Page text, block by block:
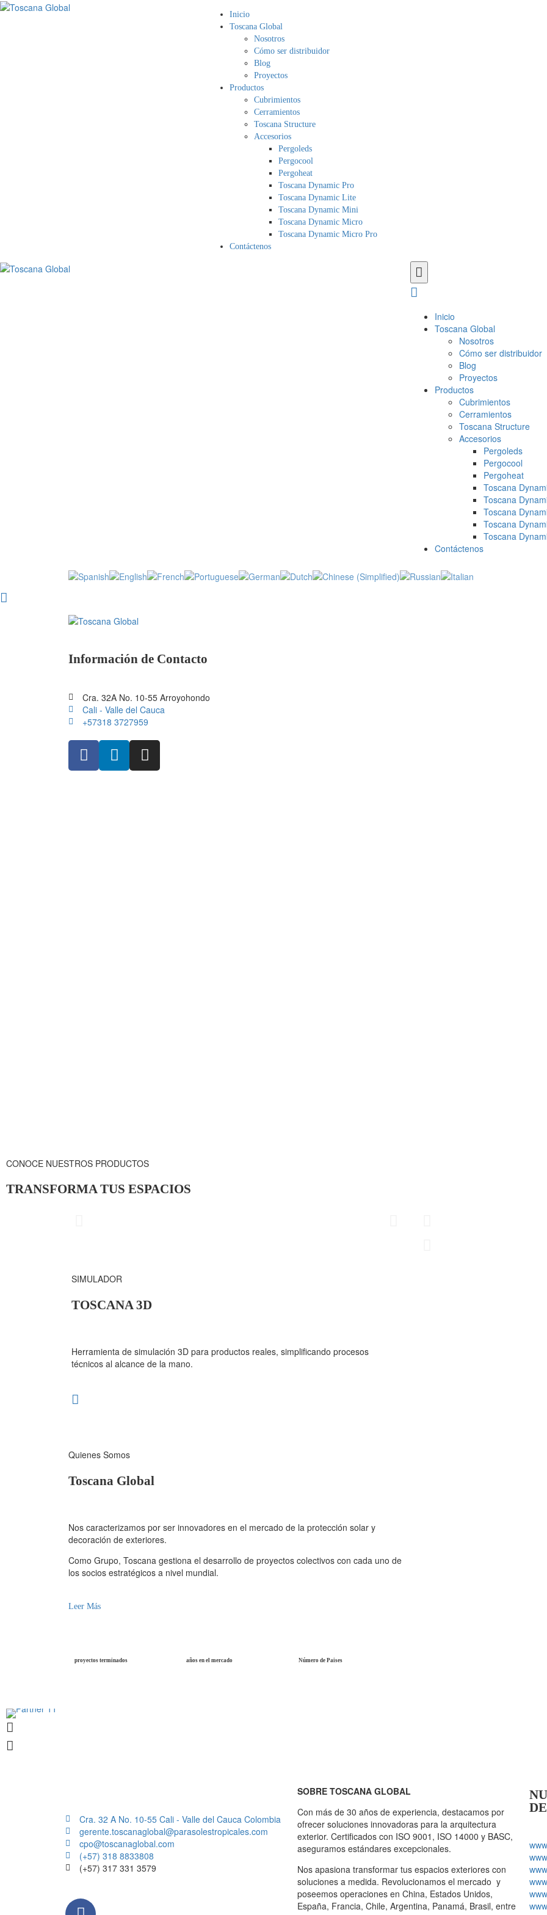
Inicio
Toscana Global
Nosotros
Cómo ser distribuidor
Blog
Proyectos
Productos
Cubrimientos
Cerramientos
Toscana Structure
Accesorios
Pergoleds
Pergocool
Pergoheat
Toscana Dynamic Pro
Toscana Dynamic Lite
Toscana Dynamic Mini
Toscana Dynamic Micro
Toscana Dynamic Micro Pro
Contáctenos
Inicio
Toscana Global
Nosotros
Cómo ser distribuidor
Blog
Proyectos
Productos
Cubrimientos
Cerramientos
Toscana Structure
Accesorios
Pergoleds
Pergocool
Pergoheat
Toscana
Toscana
Toscana
Toscana
Toscana
Contáctenos
Información de Contacto
Cra. 32A No. 10-55 Arroyohondo
Cali - Valle del Cauca
+57318 3727959
CONOCE NUESTROS PRODUCTOS
TRANSFORMA TUS ESPACIOS
SIMULADOR
TOSCANA 3D
Herramienta de simulación 3D para productos reales, simplificando procesos
técnicos al alcance de la mano.
Quienes Somos
Toscana Global
Nos caracterizamos por ser innovadores en el mercado de la protección solar y
decoración de exteriores.
Como Grupo, Toscana gestiona el desarrollo de proyectos colectivos con cada uno de
los socios estratégicos a nivel mundial.
Leer Más
proyectos terminados años en el mercado Número de Paises
Cra. 32 A No. 10-55 Cali - Valle del Cauca Colombia
gerente.toscanaglobal@parasolestropicales.com
cpo@toscanaglobal.com
(+57) 318 8833808
(+57) 317 331 3579
SOBRE TOSCANA GLOBAL
Con más de 30 años de experiencia, destacamos por
ofrecer soluciones innovadoras para la arquitectura
exterior. Certificados con ISO 9001, ISO 14000 y BASC,
aseguramos estándares excepcionales.
Nos apasiona transformar tus espacios exteriores con
soluciones a medida. Revolucionamos el mercado y
poseemos operaciones en China, Estados Unidos,
España, Francia, Chile, Argentina, Panamá, Brasil, entre